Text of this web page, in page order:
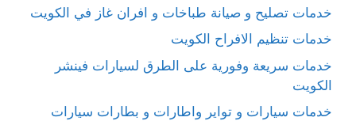
خدمات تصليح و صيانة طباخات و افران غاز في الكويت
خدمات تنظيم الافراح الكويت
خدمات سريعة وفورية على الطرق لسيارات فينشر
الكويت
خدمات سيارات و تواير واطارات و بطارات سيارات